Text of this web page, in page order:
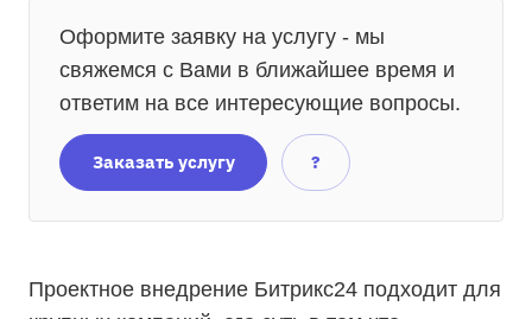
Оформите заявку на услугу - мы
свяжемся с Вами в ближайшее время и
ответим на все интересующие вопросы.
Заказать услугу ?
Проектное внедрение Битрикс24 подходит для